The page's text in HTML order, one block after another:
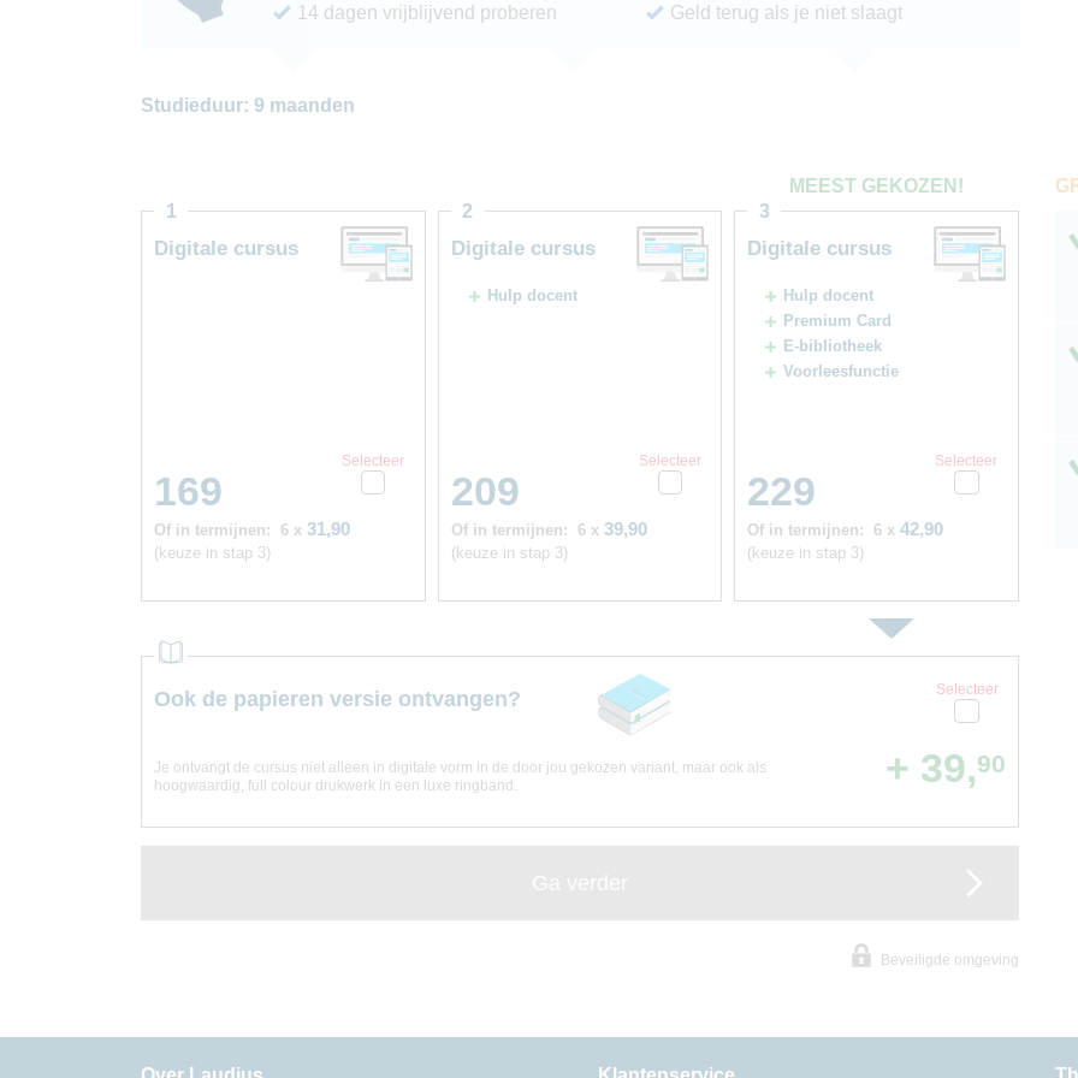
14 dagen vrijblijvend proberen Geld terug als je niet slaagt
Studieduur: 9 maanden
Digitale cursus
169
Selecteer
Of in termijnen: 6 x 31,90
(keuze in stap 3)
1
Digitale cursus
Hulp docent
209
Selecteer
Of in termijnen: 6 x 39,90
(keuze in stap 3)
2
MEEST GEKOZEN!
Digitale cursus
Hulp docent
Premium Card
E-bibliotheek
Voorleesfunctie
229
Selecteer
Of in termijnen: 6 x 42,90
(keuze in stap 3)
3
Ook de papieren versie ontvangen?
Je ontvangt de cursus niet alleen in digitale vorm in de door jou gekozen variant, maar ook als
hoogwaardig, full colour drukwerk in een luxe ringband.
Selecteer
+ 39,90
Beveiligde omgeving